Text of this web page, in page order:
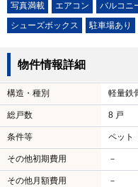
写真満載 エアコン バルコニ
シューズボックス
駐車場あり
物件情報詳細
構造・種別 軽量鉄
総戸数 8 戸
条件等 ペット
その他初期費用 －
その他月額費用 －